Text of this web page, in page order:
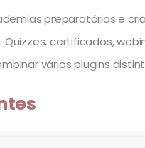
preparatórias e
certificados,
vários plugins